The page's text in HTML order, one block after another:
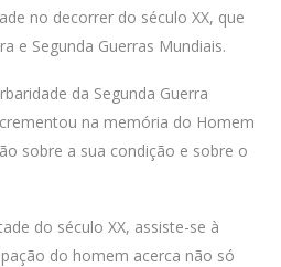
no decorrer do século XX, que
e Segunda Guerras Mundiais.
da Segunda Guerra
na memória do Homem
sobre a sua condição e sobre o
do século XX, assiste-se à
do homem acerca não só